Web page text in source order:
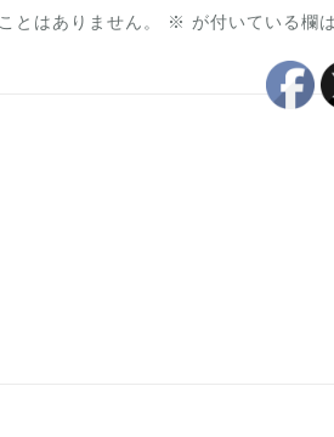
とはありません。 ※ が付いている欄